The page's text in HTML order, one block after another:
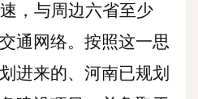
，与周边六省至少
通网络。按照这一思
进来的、河南已规划